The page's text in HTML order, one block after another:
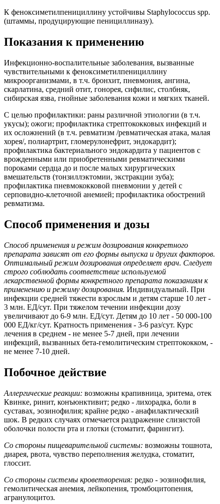
К феноксиметилпенициллину устойчивы Staphylococcus spp.
(штаммы, продуцирующие пенициллиназу).
Показания к применению
Инфекционно-воспалительные заболевания, вызванные
чувствительными к феноксиметилпенициллину
микроорганизмами, в т.ч. бронхит, пневмония, ангина,
скарлатина, средний отит, гонорея, сифилис, столбняк,
сибирская язва, гнойные заболевания кожи и мягких тканей.
С целью профилактики: раны различной этиологии (в т.ч.
укусы); ожоги; профилактика стрептококковых инфекций и
их осложнений (в т.ч. ревматизм /ревматическая атака, малая
хорея/, полиартрит, гломерулонефрит, эндокардит);
профилактика бактериального эндокардита у пациентов с
врожденными или приобретенными ревматическими
пороками сердца до и после малых хирургических
вмешательств (тонзиллэктомии, экстракции зуба);
профилактика пневмококковой пневмонии у детей с
серповидно-клеточной анемией; профилактика обострений
ревматизма.
Способ применения и дозы
Способ применения и режим дозирования конкретного
препарата зависят от его формы выпуска и других факторов.
Оптимальный режим дозирования определяет врач. Следует
строго соблюдать соответствие используемой
лекарственной формы конкретного препарата показаниям к
применению и режиму дозирования. Индивидуальный. При
инфекции средней тяжести взрослым и детям старше 10 лет -
3 млн. ЕД/сут. При тяжелом течении инфекции дозу
увеличивают до 6-9 млн. ЕД/сут. Детям до 10 лет - 50 000-100
000 ЕД/кг/сут. Кратность применения - 3-6 раз/сут. Курс
лечения в среднем - не менее 5-7 дней, при лечении
инфекций, вызванных бета-гемолитическим стрептококком, -
не менее 7-10 дней.
Побочное действие
Аллергические реакции: возможны крапивница, эритема, отек
Квинке, ринит, конъюнктивит; редко - лихорадка, боли в
суставах, эозинофилия; крайне редко - анафилактический
шок. В редких случаях отмечается раздражение слизистой
оболочки полости рта и глотки (стоматит, фарингит).
Со стороны пищеварительной системы: возможны тошнота,
диарея, рвота, чувство переполнения желудка, стоматит,
глоссит.
Со стороны системы кроветворения: редко - эозинофилия,
гемолитическая анемия, лейкопения, тромбоцитопения,
агранулоцитоз.